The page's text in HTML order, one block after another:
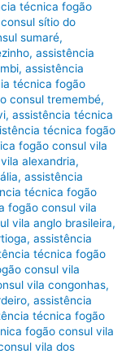
técnica fogão
sítio do
sumaré,
,assistência
,assistência
técnica fogão
consul tremembé,
,assistência técnica
técnica fogão
fogão consul vila
alexandria,
,assistência
técnica fogão
fogão consul vila
vila anglo brasileira,
,assistência
técnica fogão
consul vila
vila congonhas,
,assistência
técnica fogão
fogão consul vila
vila dos